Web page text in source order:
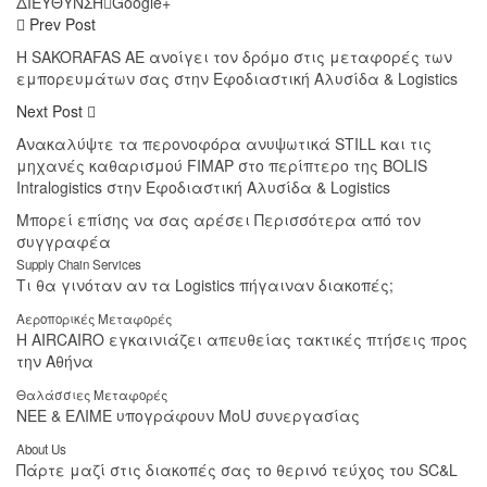
Prev Post
H SAKORAFAS AE ανοίγει τον δρόμο στις μεταφορές των
εμπορευμάτων σας στην Εφοδιαστική Αλυσίδα & Logistics
Next Post
Ανακαλύψτε τα περονοφόρα ανυψωτικά STILL και τις
μηχανές καθαρισμού FIMAP στο περίπτερο της BOLIS
Intralogistics στην Εφοδιαστική Αλυσίδα & Logistics
Μπορεί επίσης να σας αρέσει Περισσότερα από τον
συγγραφέα
Supply Chain Services
Τι θα γινόταν αν τα Logistics πήγαιναν διακοπές;
Αεροπορικές Μεταφορές
Η AIRCAIRO εγκαινιάζει απευθείας τακτικές πτήσεις προς
την Αθήνα
Θαλάσσιες Μεταφορές
ΝΕΕ & ΕΛΙΜΕ υπογράφουν MoU συνεργασίας
About Us
Πάρτε μαζί στις διακοπές σας το θερινό τεύχος του SC&L